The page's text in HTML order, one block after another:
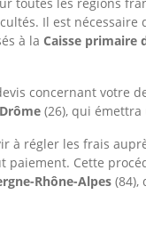
toutes les régions
Il est
à la Caisse primaire
concernant votre
Drôme (26), qui
à régler les frais
paiement. Cette
Rhône-Alpes (84),